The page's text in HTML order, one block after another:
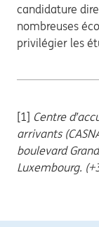
candidature
nombreuses
privilégier les
[1] Centre
arrivants
boulevard
Luxembourg.